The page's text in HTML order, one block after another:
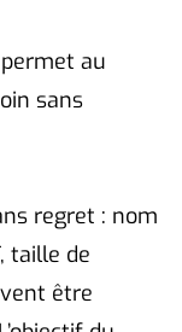
au
sans
regret : nom
taille de
être